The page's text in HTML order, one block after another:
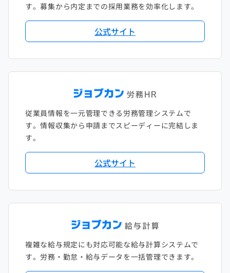
す。募集から内定までの採用業務を効率化します。
公式サイト
従業員情報を一元管理できる労務管理システムで
す。情報収集から申請までスピーディーに完結しま
す。
公式サイト
複雑な給与規定にも対応可能な給与計算システムで
す。労務・勤怠・給与データを一括管理できます。